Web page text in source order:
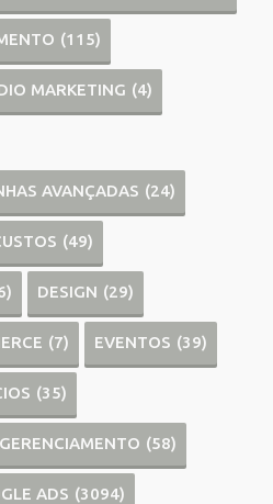
(115)
MARKETING (4)
AVANÇADAS (24)
(49)
DESIGN (29)
(7) EVENTOS (39)
(35)
GERENCIAMENTO (58)
ADS (3094)